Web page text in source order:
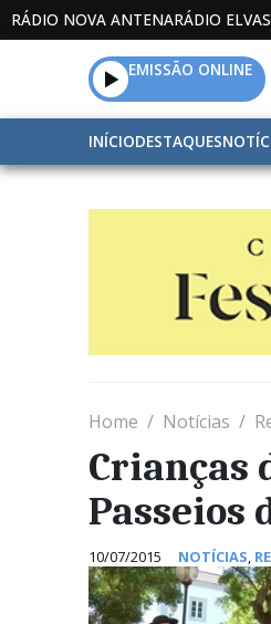
RÁDIO NOVA ANTENARÁDIO ELVAS
EMISSÃO ONLINE
INÍCIODESTAQUES
Home Notícias
Crianças
Passeios
10/07/2015 NOTÍCIAS,